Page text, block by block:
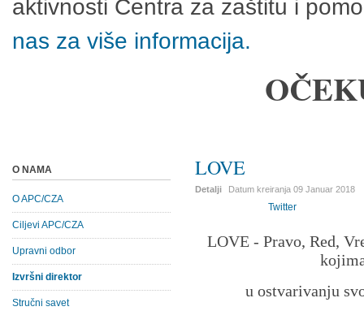
aktivnosti Centra za zaštitu i
nas za više informacija.
LOVE
Detalji Datum kreiranja09 Januar 2018
Twitter
LOVE - Pravo, Red,
u ostvarivanju
O NAMA
O APC/CZA
Ciljevi APC/CZA
Upravni odbor
Izvršni direktor
Stručni savet